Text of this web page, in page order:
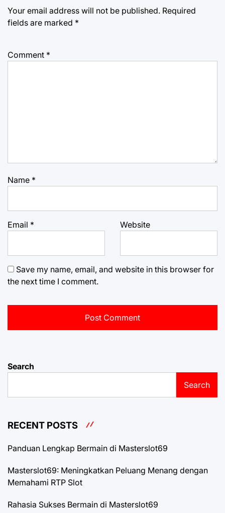
Your email address will not be published. Required
fields are marked *
Comment *
Name *
Email * Website
Save my name, email, and website in this browser for
the next time I comment.
Search
Search
RECENT POSTS
Panduan Lengkap Bermain di Masterslot69
Masterslot69: Meningkatkan Peluang Menang dengan
Memahami RTP Slot
Rahasia Sukses Bermain di Masterslot69